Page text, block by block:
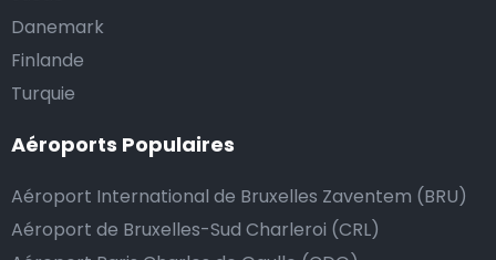
une liste des aéroports où nos taxis sont à disposition
24 heures sur 24 et 7 jours sur 7 :
passe de la manière la plus sûre, confortable et
rapide possible. Si notre service répond ou même
Danemark
Finlande
Turquie
Aéroports Populaires
Aéroport International de Bruxelles Zaventem (BRU)
Aéroport de Bruxelles-Sud Charleroi (CRL)